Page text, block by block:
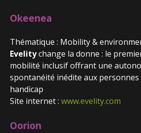
Okeenea
Thématique : Mobility &
Evelitychange la donne : le
mobilité inclusif offrant une
spontanéité inédite aux
handicap
Site internet : www.evelity.com
Oorion